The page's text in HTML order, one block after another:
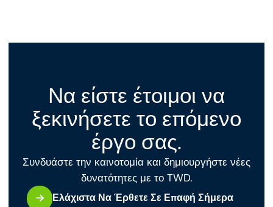
Να είστε έτοιμοι να
ξεκινήσετε το επόμενο
έργο σας.
Συνδυάστε την καινοτομία και δημιουργήστε νέες
δυνατότητες με το TWD.
Ελάχιστα Να Έρθετε Σε Επαφή Σήμερα